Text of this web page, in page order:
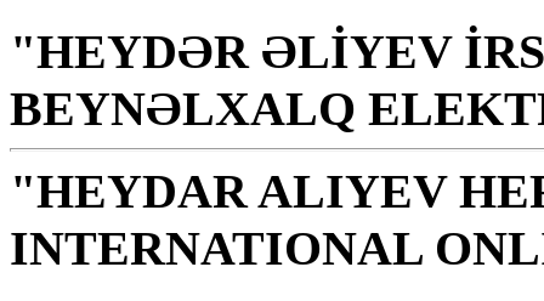
"HEYDƏR ƏLİYEV
BEYNƏLXALQ
"HEYDAR ALIYEV
INTERNATIONAL